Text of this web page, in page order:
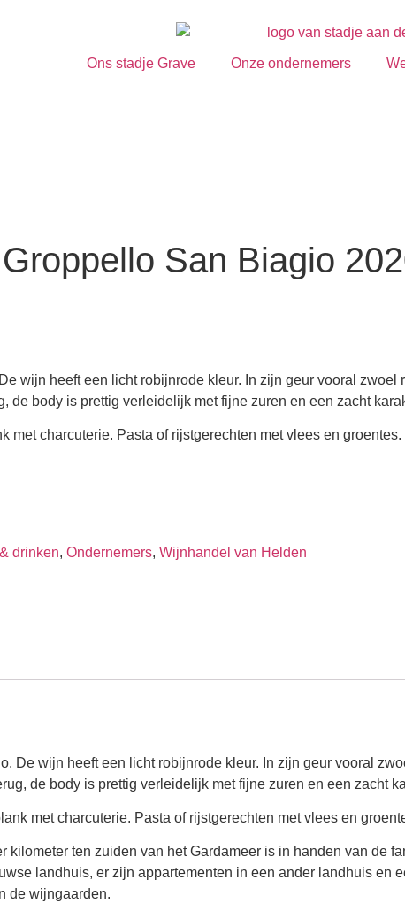
Ons stadje Grave Onze ondernemers
San Biagio
wijn heeft een licht robijnrode kleur. In zijn geur vooral zwoel
de body is prettig verleidelijk met fijne zuren en een zacht
met charcuterie. Pasta of rijstgerechten met vlees en groentes.
drinken, Ondernemers, Wijnhandel van Helden
De wijn heeft een licht robijnrode kleur. In zijn geur vooral
de body is prettig verleidelijk met fijne zuren en een zacht
met charcuterie. Pasta of rijstgerechten met vlees en
kilometer ten zuiden van het Gardameer is in handen van de
landhuis, er zijn appartementen in een ander landhuis en
de wijngaarden.